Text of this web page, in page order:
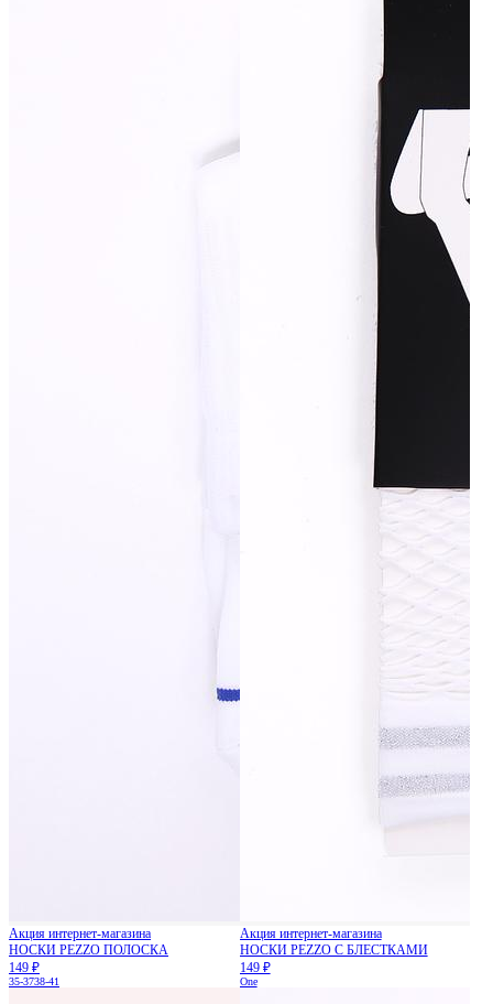
Акция интернет-магазина
НОСКИ PEZZO ПОЛОСКА
149 ₽
35-3738-41
Акция интернет-магазина
НОСКИ PEZZO С БЛЕСТКАМИ
149 ₽
One